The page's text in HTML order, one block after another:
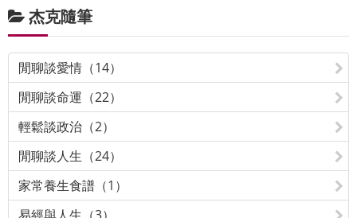
杰克隨筆
閒聊談愛情（14）
閒聊談命運（22）
輕鬆談政治（2）
閒聊談人生（24）
家常養生食譜（1）